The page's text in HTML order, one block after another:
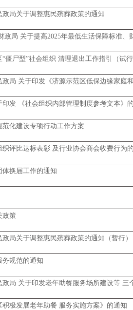
局关于调整惠民殡葬政策的通知
政局 关于提高2025年最低生活保障标准
僵尸型”社会组织 清理退出工作指引（试
局 关于印发《济源示范区低保边缘家庭
发 《社会组织内部管理制度参考文本》
化建设专项行动工作方案
织评比达标表彰 及行业协会商会收费行为
体换届工作的通知
政策
局关于调整惠民殡葬政策的通知（暂行）
务规范的通知
局 关于印发老年助餐服务场所建设等 三
极发展老年助餐 服务实施方案》的通知